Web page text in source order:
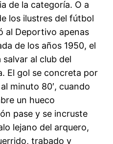
de la categoría. O a
los ilustres del fútbol
al Deportivo apenas
de los años 1950, el
al club del
El gol se concreta por
minuto 80′, cuando
un hueco
pase y se incruste
lejano del arquero,
trabado y